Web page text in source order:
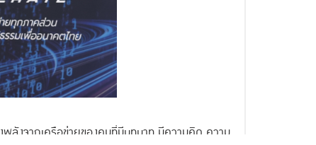
พลังจากเครือข่ายของคนที่มีบทบาท มีความคิด ความ